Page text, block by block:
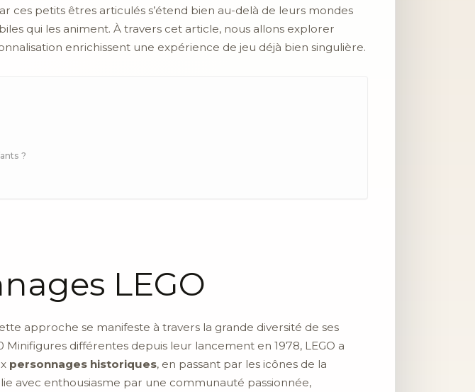
ces petits êtres articulés s’étend bien au-delà de leurs mondes
qui les animent. À travers cet article, nous allons explorer
enrichissent une expérience de jeu déjà bien singulière.
?
LEGO
approche se manifeste à travers la grande diversité de ses
Minifigures différentes depuis leur lancement en 1978, LEGO a
personnages historiques, en passant par les icônes de la
avec enthousiasme par une communauté passionnée,